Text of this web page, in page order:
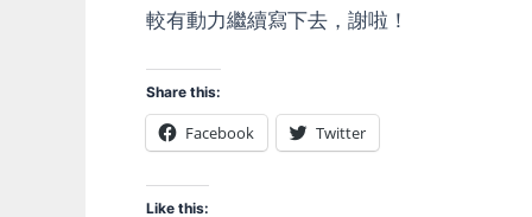
較有動力繼續寫下去，謝啦！
Share this:
Facebook Twitter
Like this: